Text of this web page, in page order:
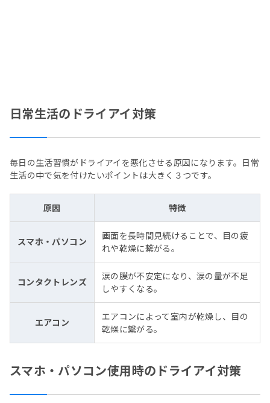
日常生活のドライアイ対策
毎日の生活習慣がドライアイを悪化させる原因になります。日常
生活の中で気を付けたいポイントは大きく３つです。
原因 特徴
スマホ・パソコン
画面を長時間見続けることで、目の疲
れや乾燥に繋がる。
コンタクトレンズ
涙の膜が不安定になり、涙の量が不足
しやすくなる。
エアコン
エアコンによって室内が乾燥し、目の
乾燥に繋がる。
スマホ・パソコン使用時のドライアイ対策